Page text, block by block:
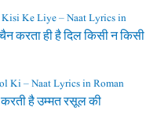
Ke Liye – Naat Lyrics in
करता ही है दिल किसी न किसी
Ki – Naat Lyrics in Roman
है उम्मत रसूल की